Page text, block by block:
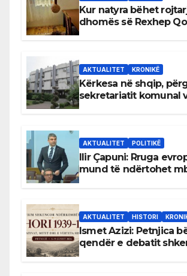
Kur natyra bëhet
dhomës së Rexhep
AKTUALITET KRONIKË
Kërkesa në shqip,
sekretariatit komunal
AKTUALITET POLITIKË
Ilir Çapuni: Rruga
mund të ndërtohet
AKTUALITET HISTORI
Ismet Azizi: Petnjica
qendër e debatit